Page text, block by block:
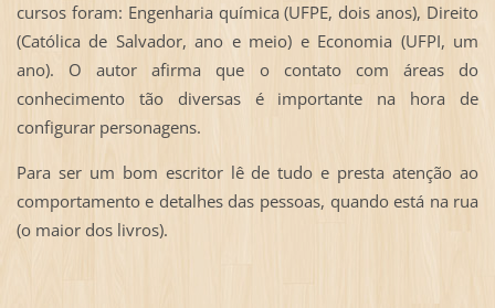
cursos foram: Engenharia química (UFPE, dois anos), Direito
(Católica de Salvador, ano e meio) e Economia (UFPI, um
ano). O autor afirma que o contato com áreas do
conhecimento tão diversas é importante na hora de
configurar personagens.
Para ser um bom escritor lê de tudo e presta atenção ao
comportamento e detalhes das pessoas, quando está na rua
(o maior dos livros).